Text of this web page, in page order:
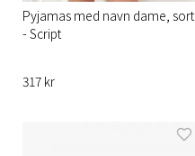
Pyjamas med navn dame, sort
- Script
317 kr